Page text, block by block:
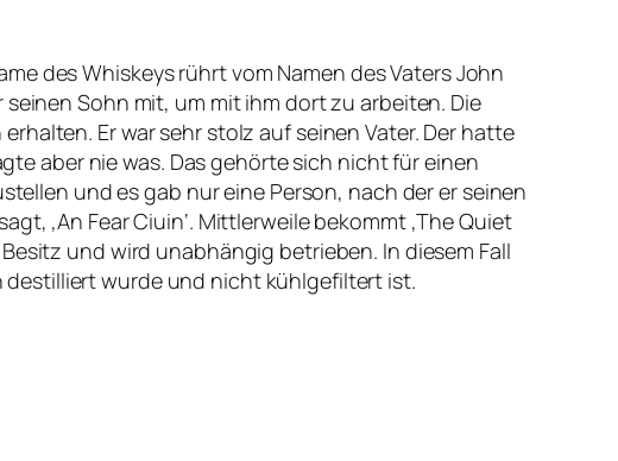
des Whiskeys rührt vom Namen des Vaters John
Sohn mit, um mit ihm dort zu arbeiten. Die
Er war sehr stolz auf seinen Vater. Der hatte
aber nie was. Das gehörte sich nicht für einen
und es gab nur eine Person, nach der er seinen
‚An Fear Ciuin‘. Mittlerweile bekommt ‚The Quiet
und wird unabhängig betrieben. In diesem Fall
destilliert wurde und nicht kühlgefiltert ist.